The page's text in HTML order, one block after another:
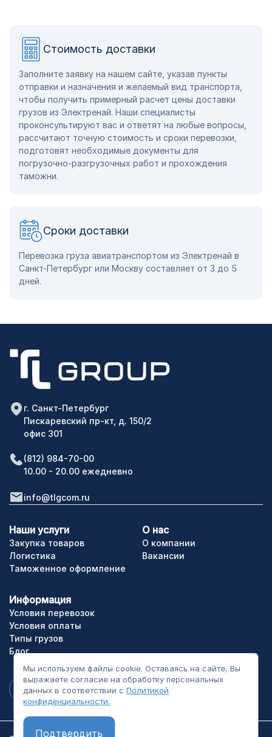
Стоимость доставки
Заполните заявку на нашем сайте, указав пункты
отправки и назначения и желаемый вид транспорта,
чтобы получить примерный расчет цены доставки
грузов из Электренай. Наши специалисты
проконсультируют вас и ответят на любые вопросы,
рассчитают точную стоимость и сроки перевозки,
подготовят необходимые документы для
погрузочно-разгрузочных работ и прохождения
таможни.
Сроки доставки
Перевозка груза авиатранспортом из Электренай в
Санкт-Петербург или Москву составляет от 3 до 5
дней.
Мы используем файлы cookie. Оставаясь на сайте, Вы
выражаете согласие на обработку персональных
данных в соответствии сПолитикой
конфиденциальности.
Подтвердить
г. Санкт-Петербург
Пискаревский пр-кт, д. 150/2
офис 301
(812) 984-70-00
10.00 - 20.00 ежедневно
info@tlgcom.ru
Закупка товаров
Наши услуги
Логистика
Таможенное оформление
О нас
О компании
Вакансии
Информация
Условия перевозок
Условия оплаты
Типы грузов
Блог